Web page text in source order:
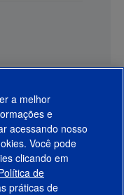
a melhor
e
acessando nosso
Você pode
clicando em
de
práticas de